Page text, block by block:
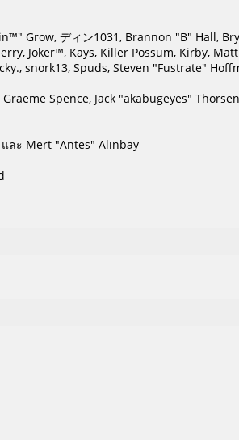
Grow, ディン1031, Brannon "B" Hall,
Joker™, Kays, Killer Possum, Kirby,
snork13, Spuds, Steven "Fustrate"
Spence, Jack "akabugeyes"
ละ Mert "Antes" Alınbay